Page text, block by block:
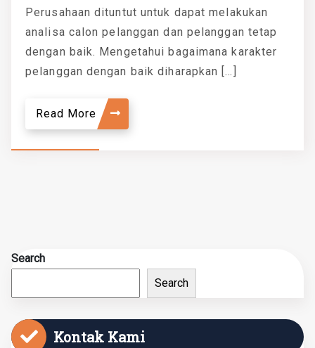
Perusahaan dituntut untuk dapat melakukan
analisa calon pelanggan dan pelanggan tetap
dengan baik. Mengetahui bagaimana karakter
pelanggan dengan baik diharapkan […]
Read More
Search
Search
Kontak Kami